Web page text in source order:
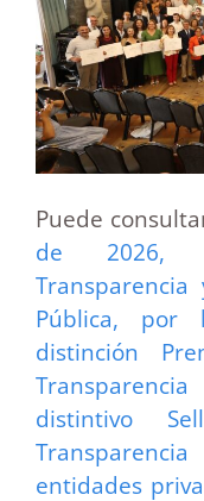
Puede
de 2026,
Pública, por
distinción
distintivo
entidades